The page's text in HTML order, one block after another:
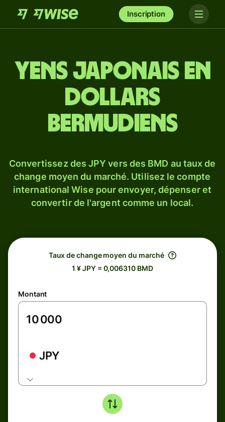
Inscription
Yens japonais en
dollars
bermudiens
Convertissez des JPY vers des BMD au taux de
change moyen du marché. Utilisez le compte
international Wise pour envoyer, dépenser et
convertir de l'argent comme un local.
Taux de change moyen du marché
1 ¥ JPY = 0,006310 BMD
Montant
JPY